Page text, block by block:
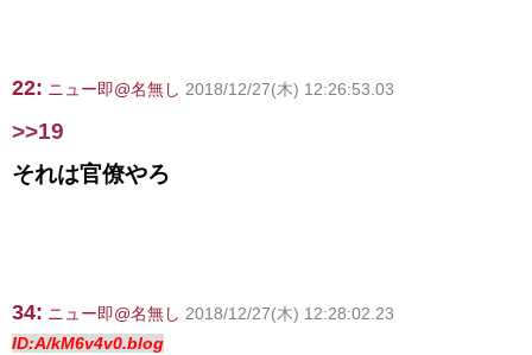
22: ニュー即@名無し 2018/12/27(木) 12:26:53.03
>>19
それは官僚やろ
34: ニュー即@名無し 2018/12/27(木) 12:28:02.23
ID:A/kM6v4v0.blog